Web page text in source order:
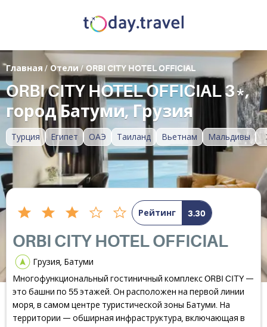
Турция Египет ОАЭ Таиланд Вьетнам Мальдивы
Главная / Отели/ ORBI CITY HOTEL OFFICIAL
ORBI CITY HOTEL OFFICIAL 3*,
город Батуми, Грузия
Рейтинг 3.30
ORBI CITY HOTEL OFFICIAL
Грузия, Батуми
Многофункциональный гостиничный комплекс ORBI CITY —
это башни по 55 этажей. Он расположен на первой линии
моря, в самом центре туристической зоны Батуми. На
территории — обширная инфраструктура, включающая в